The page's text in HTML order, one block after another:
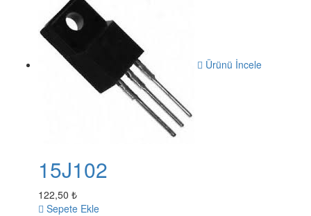
Ürünü İncele
15J102
122,50 ₺
Sepete Ekle